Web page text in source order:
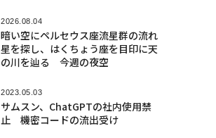
2026.08.04
暗い空にペルセウス座流星群の流れ
星を探し、はくちょう座を目印に天
の川を辿る 今週の夜空
2023.05.03
サムスン、ChatGPTの社内使用禁
止 機密コードの流出受け